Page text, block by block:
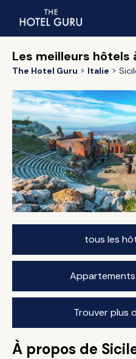
Les meilleurs hôtels
The Hotel Guru Italie
tous les
Appartements
Trouver plus
À propos de